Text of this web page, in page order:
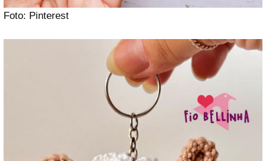
Foto: Pinterest